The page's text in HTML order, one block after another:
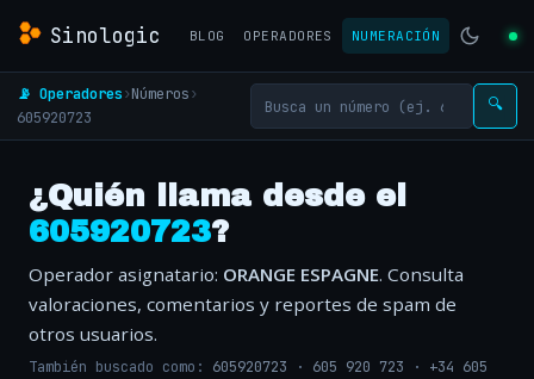
Sinologic BLOG OPERADORES NUMERACIÓN
📡 Operadores›Números›
605920723
🔍
¿Quién llama desde el
605920723?
Operador asignatario: ORANGE ESPAGNE. Consulta
valoraciones, comentarios y reportes de spam de
otros usuarios.
También buscado como: 605920723 · 605 920 723 · +34 605